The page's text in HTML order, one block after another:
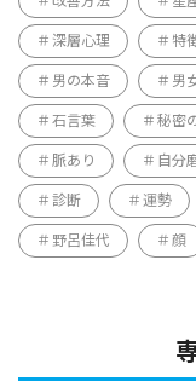
深層心理 特
男の本音 男
石言葉 秘密
脈あり 自分
診断 運勢
野呂佳代 顔